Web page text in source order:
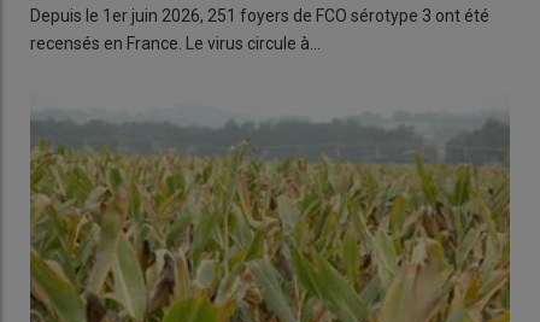
Depuis le 1er juin 2026, 251 foyers de FCO sérotype 3 ont été
recensés en France. Le virus circule à…